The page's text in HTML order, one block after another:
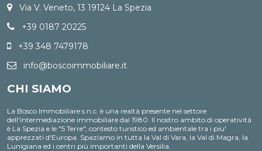
Via V. Veneto, 13 19124 La Spezia
+39 0187 20225
+39 348 7479178
info@boscoimmobiliare.it
CHI SIAMO
La Bosco Immobiliare s.n.c. è una realtà presente nel settore
dell'intermediazione immobiliare dal 1980. Il nostro ambito di operatività
è La Spezia e le "5 Terre", contesto turistico ed ambientale tra i piu'
apprezzati d'Europa. Spaziamo in tutta la Val di Vara, la Val di Magra, la
Lunigiana ed i centri più importanti della Versilia.